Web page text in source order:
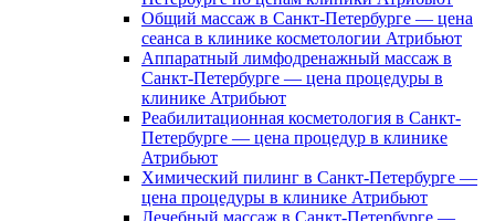
Общий массаж в Санкт-Петербурге — цена
сеанса в клинике косметологии Атрибьют
Аппаратный лимфодренажный массаж в
Санкт-Петербурге — цена процедуры в
клинике Атрибьют
Реабилитационная косметология в Санкт-
Петербурге — цена процедур в клинике
Атрибьют
Химический пилинг в Санкт-Петербурге —
цена процедуры в клинике Атрибьют